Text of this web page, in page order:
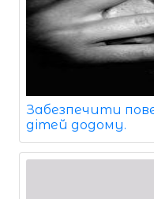
Забезпечити
дітей додому.